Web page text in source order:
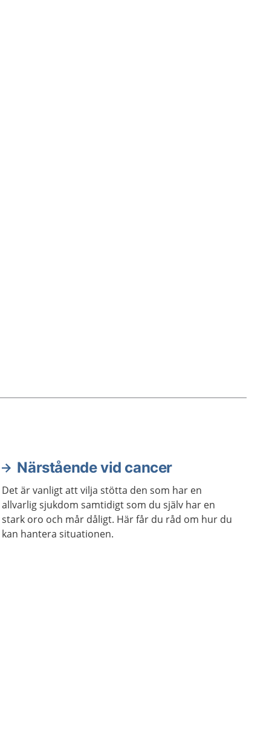
Närstående vid cancer
Det är vanligt att vilja stötta den som har en
allvarlig sjukdom samtidigt som du själv har en
stark oro och mår dåligt. Här får du råd om hur du
kan hantera situationen.